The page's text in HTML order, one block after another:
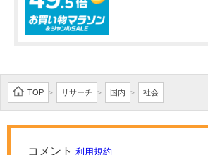
TOP > リサーチ > 国内 > 社会